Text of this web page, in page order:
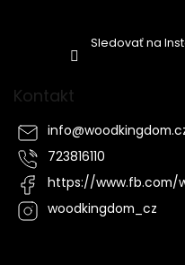
Sledovať na
Kontakt
info@
723816110
https://www.fb.com/
woodkingdom_cz